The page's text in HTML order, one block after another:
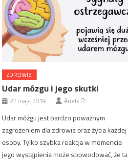
ZDROWIE
Udar mózgu i jego skutki
22 maja 2019 Aneta R.
Udar móżgu jest bardzo poważnym
zagrożeniem dla zdrowia oraz życia każdej
osoby. Tylko szybka reakcja w momencie
jego wystąpienia może spowodować, że ta